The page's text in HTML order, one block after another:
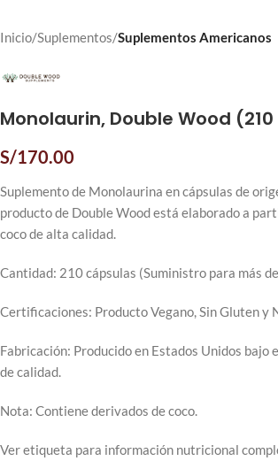
Inicio Suplementos Suplementos Americanos
Monolaurin, Double Wood
S/170.00
Suplemento de Monolaurina en cápsulas de
producto de Double Wood está elaborado a
coco de alta calidad.
Cantidad: 210 cápsulas (Suministro para más
Certificaciones: Producto Vegano, Sin Gluten y
Fabricación: Producido en Estados Unidos
de calidad.
Nota: Contiene derivados de coco.
Ver etiqueta para información nutricional